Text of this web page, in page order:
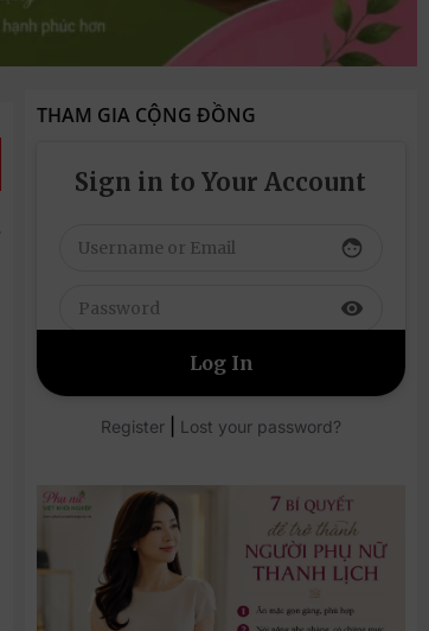
THAM GIA CỘNG ĐỒNG
Sign in to Your Account
face
visibility
Register Lost your password?